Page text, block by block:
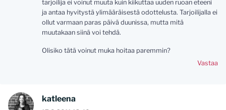
tarjoilija ei voinut muuta kuin kiikuttaa uuden ruoan eteeni
ja antaa hyvitystä ylimääräisestä odottelusta. Tarjoilijalla ei
ollut varmaan paras päivä duunissa, mutta mitä
muutakaan siinä voi tehdä.
Olisiko tätä voinut muka hoitaa paremmin?
Vastaa
katleena